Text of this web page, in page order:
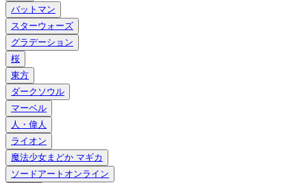
バットマン
スターウォーズ
グラデーション
桜
東方
ダークソウル
マーベル
人・偉人
ライオン
魔法少女まどか マギカ
ソードアートオンライン